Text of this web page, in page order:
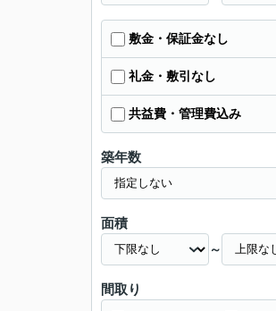
敷金・保証金なし
礼金・敷引なし
共益費・管理費込み
築年数
面積
～
間取り